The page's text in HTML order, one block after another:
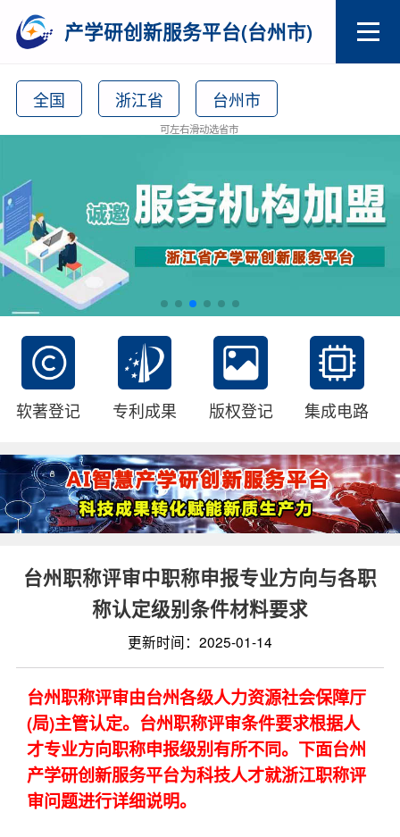
产学研创新服务平台(台州市)
全国 浙江省 台州市
可左右滑动选省市
软著登记 专利成果 版权登记 集成电路
台州职称评审中职称申报专业方向与各职
称认定级别条件材料要求
更新时间：2025-01-14
台州职称评审由台州各级人力资源社会保障厅
(局)主管认定。台州职称评审条件要求根据人
才专业方向职称申报级别有所不同。下面台州
产学研创新服务平台为科技人才就浙江职称评
审问题进行详细说明。